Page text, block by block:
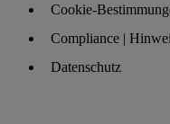
Cookie-
Compliance |
Datenschutz